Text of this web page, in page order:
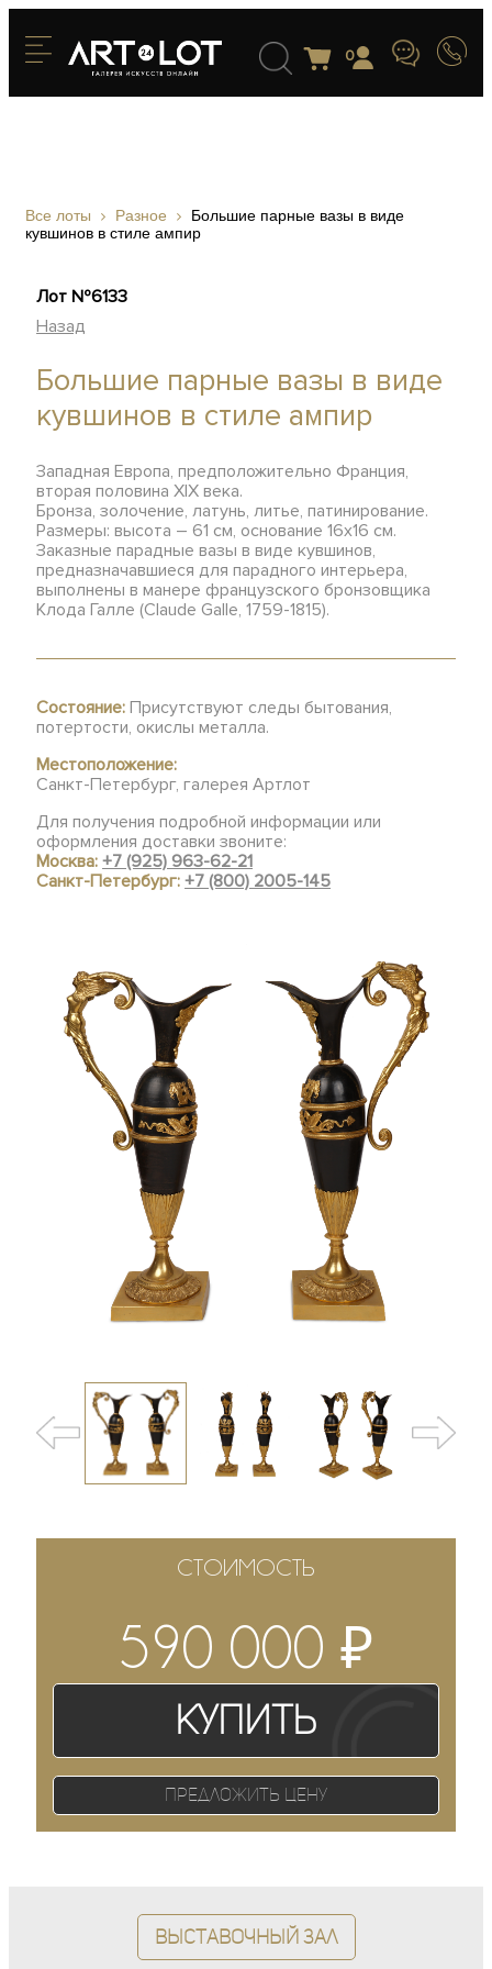
0
Все лоты Разное
Большие парные вазы в виде
кувшинов в стиле ампир
Лот №6133
Назад
Большие парные вазы в виде
кувшинов в стиле ампир
Западная Европа, предположительно Франция,
вторая половина XIX века.
Бронза, золочение, латунь, литье, патинирование.
Размеры: высота – 61 см, основание 16х16 см.
Заказные парадные вазы в виде кувшинов,
предназначавшиеся для парадного интерьера,
выполнены в манере французского бронзовщика
Клода Галле (Claude Galle, 1759-1815).
Состояние: Присутствуют следы бытования,
потертости, окислы металла.
Местоположение:
Санкт-Петербург, галерея Артлот
Для получения подробной информации или
оформления доставки звоните:
Москва:+7 (925) 963-62-21
Санкт-Петербург:+7 (800) 2005-145
СТОИМОСТЬ
590 000 ₽
Купить
Предложить цену
Выставочный зал